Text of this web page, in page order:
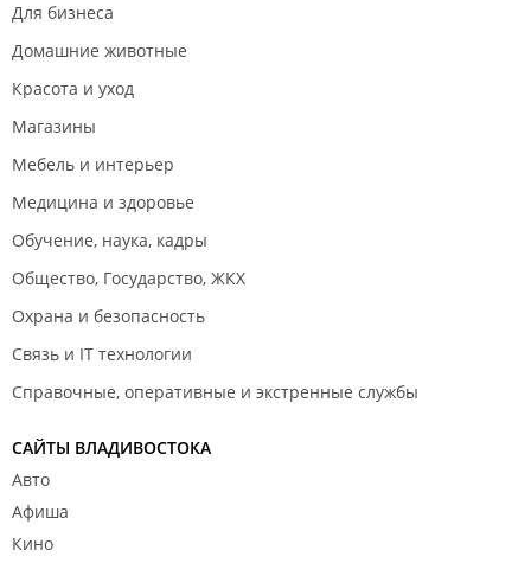
Для бизнеса
Домашние животные
Красота и уход
Магазины
Мебель и интерьер
Медицина и здоровье
Обучение, наука, кадры
Общество, Государство, ЖКХ
Охрана и безопасность
Связь и IT технологии
Справочные, оперативные и экстренные службы
САЙТЫ ВЛАДИВОСТОКА
Авто
Афиша
Кино